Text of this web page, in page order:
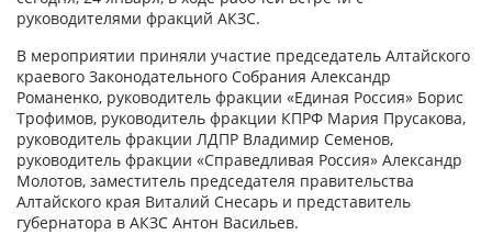
руководителями фракций АКЗС.
В мероприятии приняли участие председатель Алтайского
краевого Законодательного Собрания Александр
Романенко, руководитель фракции «Единая Россия» Борис
Трофимов, руководитель фракции КПРФ Мария Прусакова,
руководитель фракции ЛДПР Владимир Семенов,
руководитель фракции «Справедливая Россия» Александр
Молотов, заместитель председателя правительства
Алтайского края Виталий Снесарь и представитель
губернатора в АКЗС Антон Васильев.